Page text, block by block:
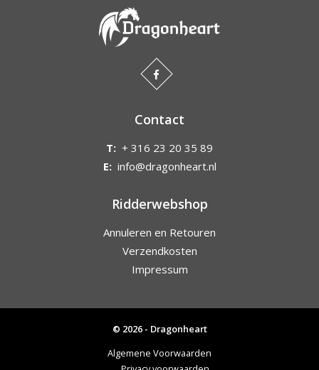
Contact
T: + 316 23 20 35 89
E: info@dragonheart.nl
Ridderwebshop
Annuleren en Retouren
Verzendkosten
Impressum
© 2026 - Dragonheart
Algemene Voorwaarden